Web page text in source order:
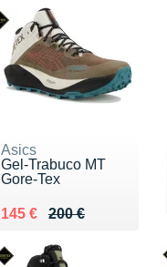
Asics
Gel-Trabuco MT
Gore-Tex
200 €
Au lieu de 200 €
145 €
Vendu 145 €